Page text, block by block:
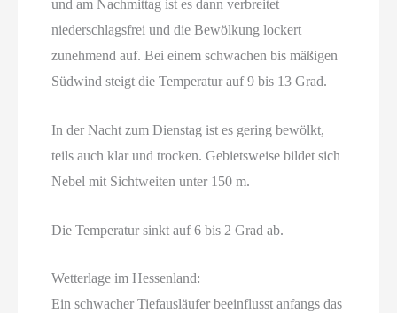
und am Nachmittag ist es dann verbreitet
niederschlagsfrei und die Bewölkung lockert
zunehmend auf. Bei einem schwachen bis mäßigen
Südwind steigt die Temperatur auf 9 bis 13 Grad.
In der Nacht zum Dienstag ist es gering bewölkt,
teils auch klar und trocken. Gebietsweise bildet sich
Nebel mit Sichtweiten unter 150 m.
Die Temperatur sinkt auf 6 bis 2 Grad ab.
Wetterlage im Hessenland:
Ein schwacher Tiefausläufer beeinflusst anfangs das